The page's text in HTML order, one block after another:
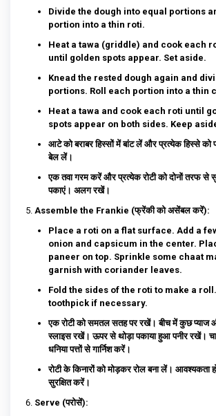
Divide the dough into equal portions
portion into a thin roti.
Heat a tawa (griddle) and cook each
until golden spots appear. Set aside.
Knead the rested dough again and
portions. Roll each portion into a thin
Heat a tawa and cook each roti until
spots appear on both sides. Keep
आटे को बराबर हिस्सों में बांट लें और प्रत्येक हिस्से को
बेल लें।
एक तवा गरम करें और प्रत्येक रोटी को दोनों तरफ
पकाएं। अलग रखें।
Assemble the Frankie (फ्रेंकी को असेंबल करें):
Place a roti on a flat surface. Add a
onion and capsicum in the center.
paneer on top. Sprinkle some chaat
garnish with coriander leaves.
Fold the sides of the roti to make a
toothpick if necessary.
एक रोटी को समतल सतह पर रखें। बीच में कुछ प्याज
स्लाइस रखें। ऊपर से थोड़ा पकाया हुआ पनीर रखें।
धनिया पत्तों से गार्निश करें।
रोटी के किनारों को मोड़कर रोल बना लें। आवश्यकता
सुरक्षित करें।
Serve (परोसें):